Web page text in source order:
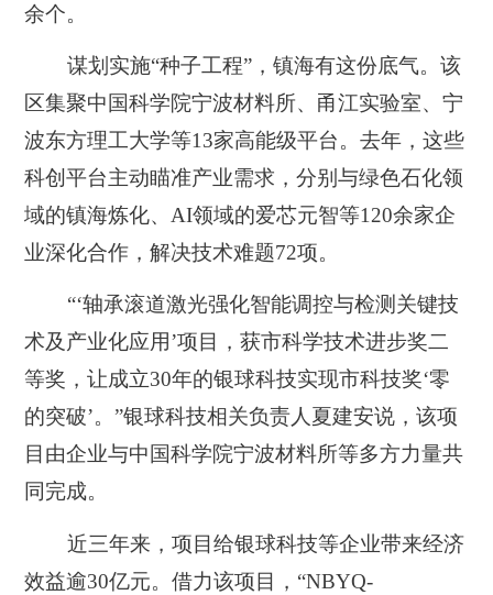
余个。
谋划实施“种子工程”，镇海有这份底气。该
区集聚中国科学院宁波材料所、甬江实验室、宁
波东方理工大学等13家高能级平台。去年，这些
科创平台主动瞄准产业需求，分别与绿色石化领
域的镇海炼化、AI领域的爱芯元智等120余家企
业深化合作，解决技术难题72项。
“‘轴承滚道激光强化智能调控与检测关键技
术及产业化应用’项目，获市科学技术进步奖二
等奖，让成立30年的银球科技实现市科技奖‘零
的突破’。”银球科技相关负责人夏建安说，该项
目由企业与中国科学院宁波材料所等多方力量共
同完成。
近三年来，项目给银球科技等企业带来经济
效益逾30亿元。借力该项目，“NBYQ-